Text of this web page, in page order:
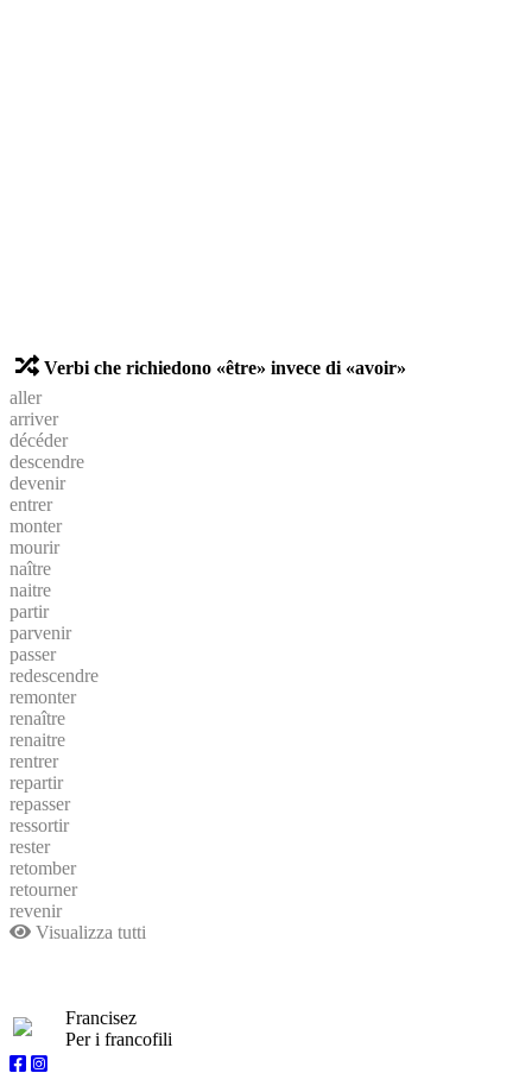
Verbi che richiedono «être» invece di «avoir»
aller
arriver
décéder
descendre
devenir
entrer
monter
mourir
naître
naitre
partir
parvenir
passer
redescendre
remonter
renaître
renaitre
rentrer
repartir
repasser
ressortir
rester
retomber
retourner
revenir
Visualizza tutti
Francisez
Per i francofili